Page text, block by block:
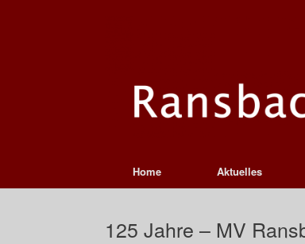
Home Aktuelles
125 Jahre – MV